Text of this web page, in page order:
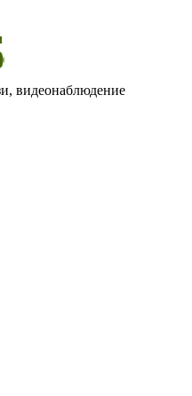
видеонаблюдение